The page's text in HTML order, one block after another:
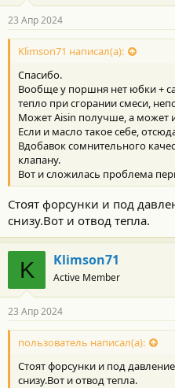
23 Апр 2024
Klimson71 написал(а):
Спасибо.
Вообще у поршня нет юбки +
тепло при сгорании смеси,
Может Aisin получше, а может
Если и масло такое себе,
Вдобавок сомнительного
клапану.
Вот и сложилась проблема
Стоят форсунки и под
снизу.Вот и отвод тепла.
K Klimson71
Active Member
23 Апр 2024
пользователь написал(а):
Стоят форсунки и под
снизу.Вот и отвод тепла.